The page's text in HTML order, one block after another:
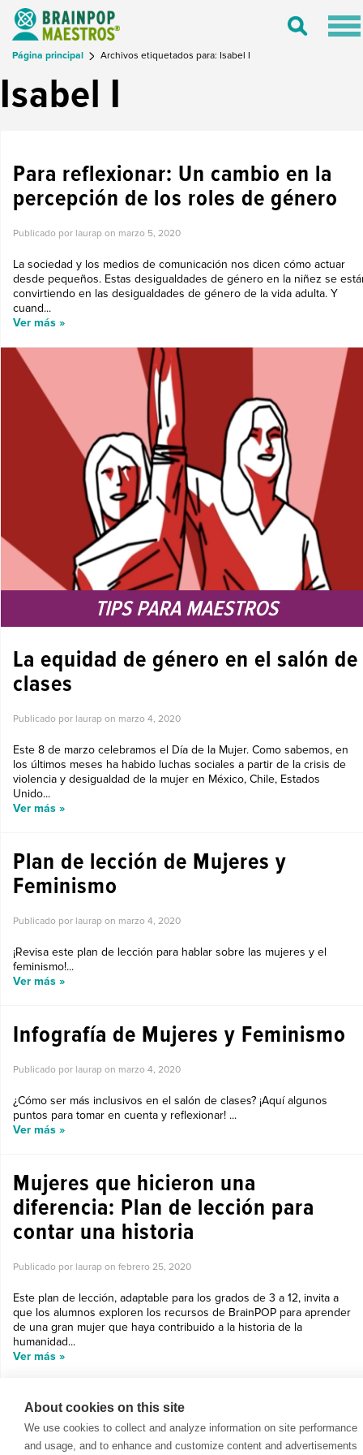
Toggle
Página principal Archivos etiquetados para: Isabel I
Isabel I
Para reflexionar: Un cambio en la
percepción de los roles de género
Publicado por laurap on marzo 5, 2020
La sociedad y los medios de comunicación nos dicen cómo actuar
desde pequeños. Estas desigualdades de género en la niñez se
convirtiendo en las desigualdades de género de la vida adulta. Y
cuand...
Ver más »
TIPS PARA MAESTROS
La equidad de género en el salón de
clases
Publicado por laurap on marzo 4, 2020
Este 8 de marzo celebramos el Día de la Mujer. Como sabemos, en
los últimos meses ha habido luchas sociales a partir de la crisis de
violencia y desigualdad de la mujer en México, Chile, Estados
Unido...
Ver más »
Plan de lección de Mujeres y
Feminismo
Publicado por laurap on marzo 4, 2020
¡Revisa este plan de lección para hablar sobre las mujeres y el
feminismo!...
Ver más »
Infografía de Mujeres y Feminismo
Publicado por laurap on marzo 4, 2020
¿Cómo ser más inclusivos en el salón de clases? ¡Aquí algunos
puntos para tomar en cuenta y reflexionar! ...
Ver más »
Mujeres que hicieron una
diferencia: Plan de lección para
contar una historia
Publicado por laurap on febrero 25, 2020
Este plan de lección, adaptable para los grados de 3 a 12, invita a
que los alumnos exploren los recursos de BrainPOP para aprender
de una gran mujer que haya contribuido a la historia de la
humanidad...
Ver más »
About cookies on this site
We use cookies to collect and analyze information on site performance
and usage, and to enhance and customize content and advertisements